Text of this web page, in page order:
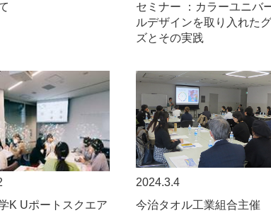
セミナー ：カラーユニバ
ルデザインを取り入れた
ズとその実践
K Uポートスクエア
2024.3.4
今治タオル工業組合主催